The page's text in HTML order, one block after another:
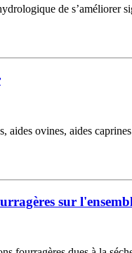
de s’améliorer
ovines, aides
sur